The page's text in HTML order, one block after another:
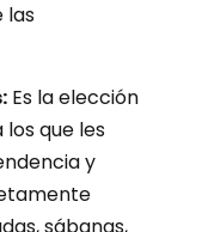
las
Es la elección
que les
y
sábanas,